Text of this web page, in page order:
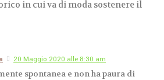
in cui va di moda sostenere il
20 Maggio 2020 alle 8:30 am
spontanea e non ha paura di